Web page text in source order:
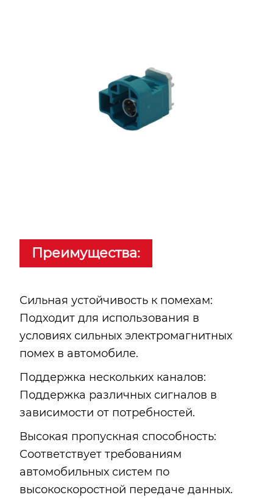
Преимущества:
Сильная устойчивость к помехам:
Подходит для использования в
условиях сильных электромагнитных
помех в автомобиле.
Поддержка нескольких каналов:
Поддержка различных сигналов в
зависимости от потребностей.
Высокая пропускная способность:
Соответствует требованиям
автомобильных систем по
высокоскоростной передаче данных.